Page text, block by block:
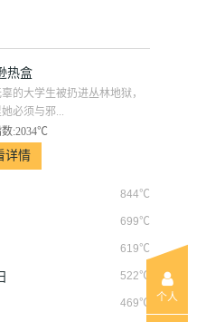
热盒
的大学生被扔进丛林地狱，
必须与邪...
数:2034℃
详情
844℃
699℃
619℃
522℃
469℃ 个人